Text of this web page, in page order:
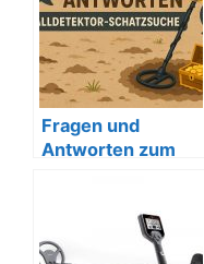
Fragen und
Antworten zum
Schatzsuche